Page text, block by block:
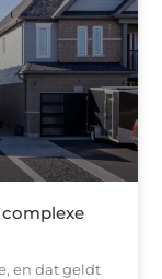
en dat geldt